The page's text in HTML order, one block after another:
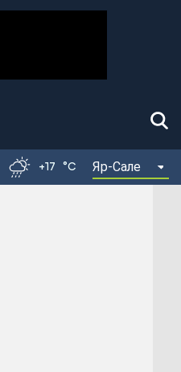
+17 °C Яр-Сале